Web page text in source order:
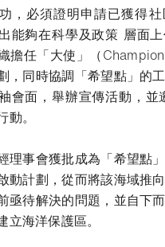
，必須證明申請已獲得
能夠在科學及政策 層面
擔任「大使」（
，同時協調「希望點」的
會面，舉辦宣傳活動，並
。
理事會獲批成為「希望點
動計劃，從而將該海域推
亟待解決的問題，並自下
立海洋保護區。